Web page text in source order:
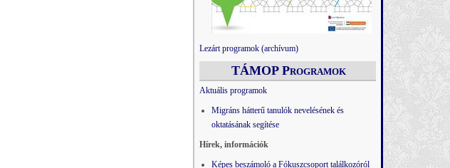
Lezárt programok (archívum)
TÁMOP Programok
Aktuális programok
Migráns hátterű tanulók nevelésének és
oktatásának segítése
Hírek, információk
Képes beszámoló a Fókuszcsoport találkozóról